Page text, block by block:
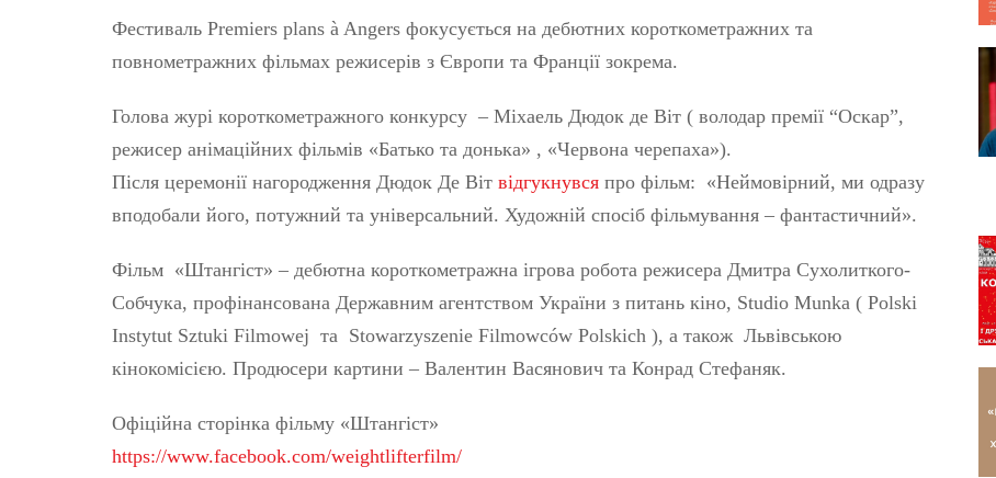
Фестиваль Premiers plans à Angers фокусується на дебютних короткометражних та
повнометражних фільмах режисерів з Європи та Франції зокрема.
Голова журі короткометражного конкурсу – Міхаель Дюдок де Віт ( володар премії “Оскар”,
режисер анімаційних фільмів «Батько та донька» , «Червона черепаха»).
Після церемонії нагородження Дюдок Де Віт відгукнувся про фільм: «Неймовірний, ми одразу
вподобали його, потужний та універсальний. Художній спосіб фільмування – фантастичний».
Фільм «Штангіст» – дебютна короткометражна ігрова робота режисера Дмитра Сухолиткого-
Собчука, профінансована Державним агентством України з питань кіно, Studio Munka ( Polski
Instytut Sztuki Filmowej та Stowarzyszenie Filmowców Polskich ), а також Львівською
кінокомісією. Продюсери картини – Валентин Васянович та Конрад Стефаняк.
Офіційна сторінка фільму «Штангіст»
https://www.facebook.com/weightlifterfilm/